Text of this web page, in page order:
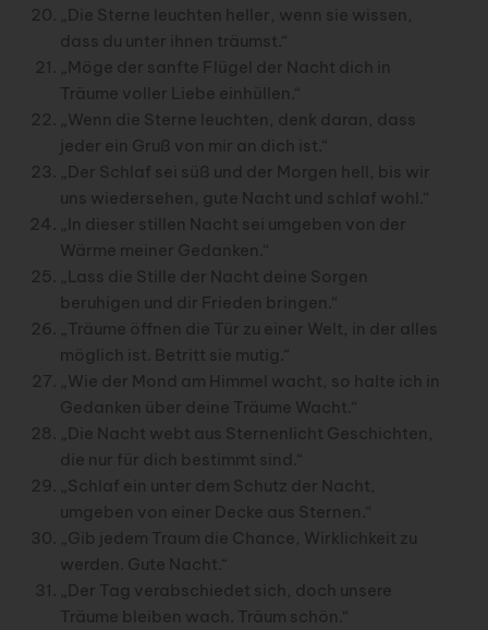
„Die Sterne leuchten heller, wenn sie wissen,
dass du unter ihnen träumst.“
„Möge der sanfte Flügel der Nacht dich in
Träume voller Liebe einhüllen.“
„Wenn die Sterne leuchten, denk daran, dass
jeder ein Gruß von mir an dich ist.“
„Der Schlaf sei süß und der Morgen hell, bis wir
uns wiedersehen, gute Nacht und schlaf wohl.“
„In dieser stillen Nacht sei umgeben von der
Wärme meiner Gedanken.“
„Lass die Stille der Nacht deine Sorgen
beruhigen und dir Frieden bringen.“
„Träume öffnen die Tür zu einer Welt, in der alles
möglich ist. Betritt sie mutig.“
„Wie der Mond am Himmel wacht, so halte ich in
Gedanken über deine Träume Wacht.“
„Die Nacht webt aus Sternenlicht Geschichten,
die nur für dich bestimmt sind.“
„Schlaf ein unter dem Schutz der Nacht,
umgeben von einer Decke aus Sternen.“
„Gib jedem Traum die Chance, Wirklichkeit zu
werden. Gute Nacht.“
„Der Tag verabschiedet sich, doch unsere
Träume bleiben wach. Träum schön.“